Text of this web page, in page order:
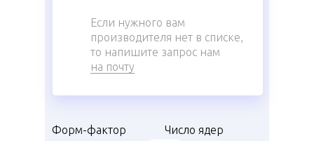
Форм-фактор Число ядер
Если нужного вам
производителя нет в списке,
то напишите запрос нам
на почту